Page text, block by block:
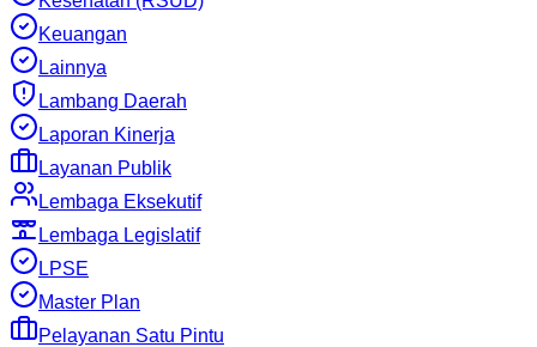
Keuangan
Lainnya
Lambang Daerah
Laporan Kinerja
Layanan Publik
Lembaga Eksekutif
Lembaga Legislatif
LPSE
Master Plan
Pelayanan Satu Pintu